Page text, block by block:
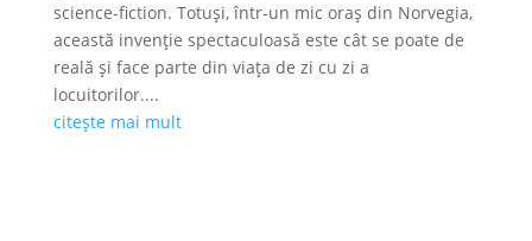
science-fiction. Totuși, într-un mic oraș din Norvegia,
această invenție spectaculoasă este cât se poate de
reală și face parte din viața de zi cu zi a
locuitorilor....
citește mai mult